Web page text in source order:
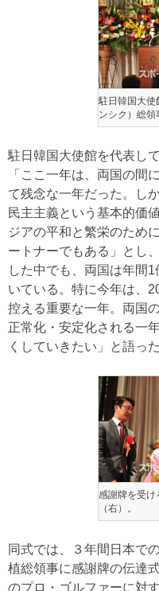
駐日韓国大使
ンシク）総領
駐日韓国大使館を代表し
「ここ一年は、両国の間
て残念な一年だった。し
民主主義という基本的価
ジアの平和と繁栄のため
ートナーでもある」とし
した中でも、両国は年間
いている。特に今年は、
控える重要な一年。両国
正常化・安定化される一
くしていきたい」と語った
感謝牌を受け
（右）。
同式では、３年間日本で
植総領事に感謝牌の伝達
のプロ・ゴルファーに対